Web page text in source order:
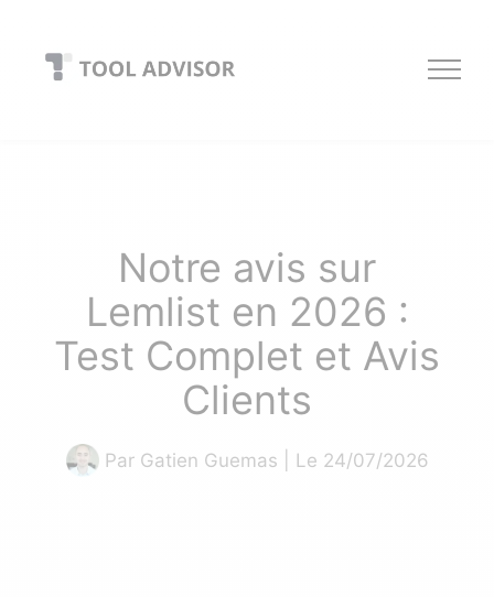
content
Notre avis sur
Lemlist en 2026 :
Test Complet et Avis
Clients
Par Gatien Guemas | Le 24/07/2026